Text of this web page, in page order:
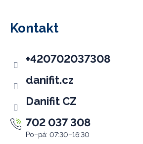
Kontakt
702 037 308
Danifit CZ
danifit.cz
+420702037308